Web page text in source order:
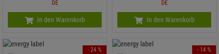
DE
In den Warenkorb
DE
In den Warenkorb
- 24 % - 14 %